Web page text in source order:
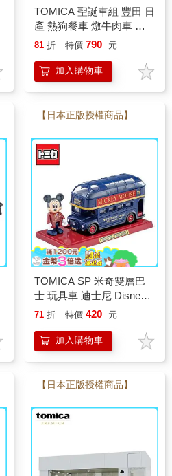
TOMICA 聖誕車組 豐田 日
產 熱狗餐車 燉牛肉車 玩
具車 多美小汽車
81 折 特價 790 元
加入購物車
【日本正版授權商品】
TOMICA SP 米奇雙層巴
士 玩具車 迪士尼 Disney
Motors 多美小汽車
71 折 特價 420 元
加入購物車
【日本正版授權商品】